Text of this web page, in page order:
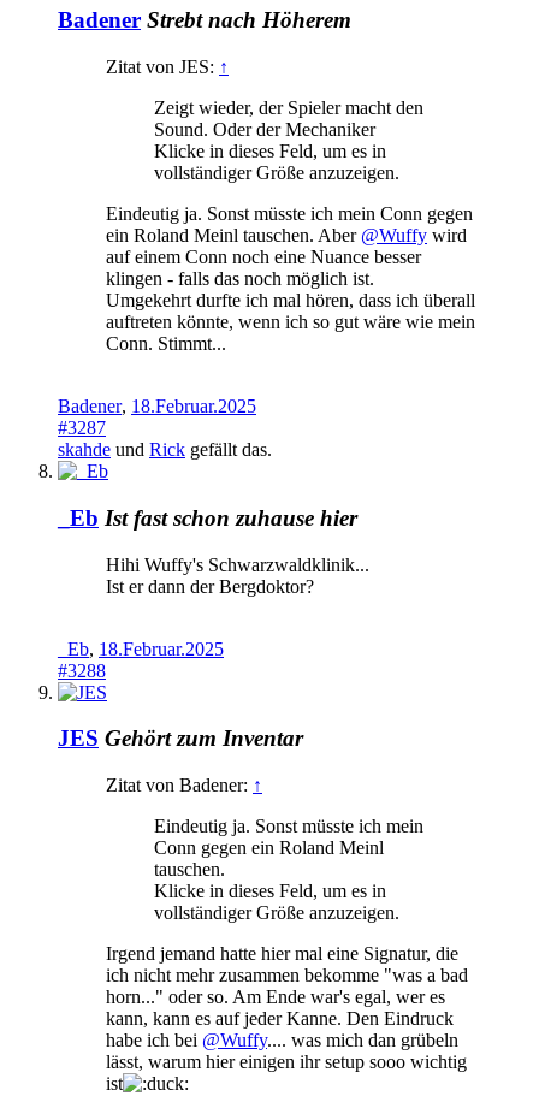
Badener Strebt nach Höherem
Zitat von JES: ↑
Zeigt wieder, der Spieler macht den
Sound. Oder der Mechaniker
Klicke in dieses Feld, um es in
vollständiger Größe anzuzeigen.
Eindeutig ja. Sonst müsste ich mein Conn gegen
ein Roland Meinl tauschen. Aber @Wuffy wird
auf einem Conn noch eine Nuance besser
klingen - falls das noch möglich ist.
Umgekehrt durfte ich mal hören, dass ich überall
auftreten könnte, wenn ich so gut wäre wie mein
Conn. Stimmt...
Badener, 18.Februar.2025
#3287
skahde und Rick gefällt das.
_Eb Ist fast schon zuhause hier
Hihi Wuffy's Schwarzwaldklinik...
Ist er dann der Bergdoktor?
_Eb, 18.Februar.2025
#3288
JES Gehört zum Inventar
Zitat von Badener: ↑
Eindeutig ja. Sonst müsste ich mein
Conn gegen ein Roland Meinl
tauschen.
Klicke in dieses Feld, um es in
vollständiger Größe anzuzeigen.
Irgend jemand hatte hier mal eine Signatur, die
ich nicht mehr zusammen bekomme "was a bad
horn..." oder so. Am Ende war's egal, wer es
kann, kann es auf jeder Kanne. Den Eindruck
habe ich bei @Wuffy.... was mich dan grübeln
lässt, warum hier einigen ihr setup sooo wichtig
ist